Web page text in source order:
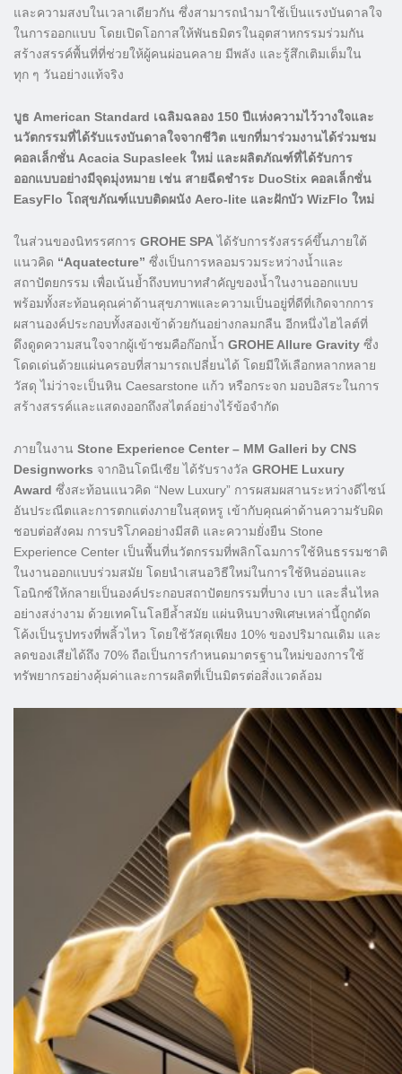
และความสงบในเวลาเดียวกัน ซึ่งสามารถนำมาใช้เป็นแรงบันดาลใจ
ในการออกแบบ โดยเปิดโอกาสให้พันธมิตรในอุตสาหกรรมร่วมกัน
สร้างสรรค์พื้นที่ที่ช่วยให้ผู้คนผ่อนคลาย มีพลัง และรู้สึกเติมเต็มใน
ทุก ๆ วันอย่างแท้จริง
บูธ American Standard เฉลิมฉลอง 150 ปีแห่งความไว้วางใจและ
นวัตกรรมที่ได้รับแรงบันดาลใจจากชีวิต แขกที่มาร่วมงานได้ร่วมชม
คอลเล็กชั่น Acacia Supasleek ใหม่ และผลิตภัณฑ์ที่ได้รับการ
ออกแบบอย่างมีจุดมุ่งหมาย เช่น สายฉีดชำระ DuoStix คอลเล็กชั่น
EasyFlo โถสุขภัณฑ์แบบติดผนัง Aero-lite และฝักบัว WizFlo ใหม่
ในส่วนของนิทรรศการ GROHE SPAได้รับการรังสรรค์ขึ้นภายใต้
แนวคิด “Aquatecture” ซึ่งเป็นการหลอมรวมระหว่างน้ำและ
สถาปัตยกรรม เพื่อเน้นย้ำถึงบทบาทสำคัญของน้ำในงานออกแบบ
พร้อมทั้งสะท้อนคุณค่าด้านสุขภาพและความเป็นอยู่ที่ดีที่เกิดจากการ
ผสานองค์ประกอบทั้งสองเข้าด้วยกันอย่างกลมกลืน อีกหนึ่งไฮไลต์ที่
ดึงดูดความสนใจจากผู้เข้าชมคือก๊อกน้ำ GROHE Allure Gravity ซึ่ง
โดดเด่นด้วยแผ่นครอบที่สามารถเปลี่ยนได้ โดยมีให้เลือกหลากหลาย
วัสดุ ไม่ว่าจะเป็นหิน Caesarstone แก้ว หรือกระจก มอบอิสระในการ
สร้างสรรค์และแสดงออกถึงสไตล์อย่างไร้ข้อจำกัด
ภายในงาน Stone Experience Center – MM Galleri by CNS
Designworks จากอินโดนีเซีย ได้รับรางวัล GROHE Luxury
Award ซึ่งสะท้อนแนวคิด “New Luxury” การผสมผสานระหว่างดีไซน์
อันประณีตและการตกแต่งภายในสุดหรู เข้ากับคุณค่าด้านความรับผิด
ชอบต่อสังคม การบริโภคอย่างมีสติ และความยั่งยืน Stone
Experience Center เป็นพื้นที่นวัตกรรมที่พลิกโฉมการใช้หินธรรมชาติ
ในงานออกแบบร่วมสมัย โดยนำเสนอวิธีใหม่ในการใช้หินอ่อนและ
โอนิกซ์ให้กลายเป็นองค์ประกอบสถาปัตยกรรมที่บาง เบา และลื่นไหล
อย่างสง่างาม ด้วยเทคโนโลยีล้ำสมัย แผ่นหินบางพิเศษเหล่านี้ถูกดัด
โค้งเป็นรูปทรงที่พลิ้วไหว โดยใช้วัสดุเพียง 10% ของปริมาณเดิม และ
ลดของเสียได้ถึง 70% ถือเป็นการกำหนดมาตรฐานใหม่ของการใช้
ทรัพยากรอย่างคุ้มค่าและการผลิตที่เป็นมิตรต่อสิ่งแวดล้อม